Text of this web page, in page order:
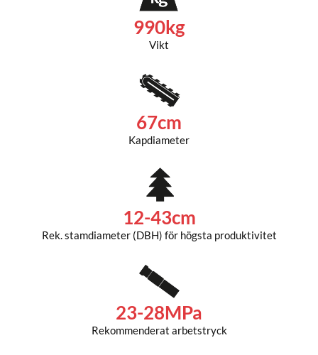
990kg
Vikt
67cm
Kapdiameter
12-43cm
Rek. stamdiameter (DBH) för högsta produktivitet
23-28MPa
Rekommenderat arbetstryck